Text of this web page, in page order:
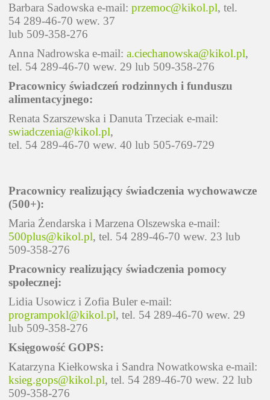
Barbara Sadowska e-mail:przemoc@kikol.pl, tel.
54 289-46-70 wew. 37
lub 509-358-276
Anna Nadrowska e-mail:a.ciechanowska@kikol.pl,
tel. 54 289-46-70 wew. 29 lub 509-358-276
Pracownicy świadczeń rodzinnych i funduszu
alimentacyjnego:
Renata Szarszewska i Danuta Trzeciak e-mail:
swiadczenia@kikol.pl,
tel. 54 289-46-70 wew. 40 lub 505-769-729
Pracownicy realizujący świadczenia wychowawcze
(500+):
Maria Żendarska i Marzena Olszewska e-mail:
500plus@kikol.pl, tel. 54 289-46-70 wew. 23 lub
509-358-276
Pracownicy realizujący świadczenia pomocy
społecznej:
Lidia Usowicz i Zofia Buler e-mail:
programpokl@kikol.pl, tel. 54 289-46-70 wew. 29
lub 509-358-276
Księgowość GOPS:
Katarzyna Kiełkowska i Sandra Nowatkowska e-mail:
ksieg.gops@kikol.pl, tel. 54 289-46-70 wew. 22 lub
509-358-276